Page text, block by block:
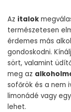
Az italok
természetesen
érdemes más
gondoskodni.
sört, valamint
meg az
sofőrök és a nem
limonádé vagy
lehet.